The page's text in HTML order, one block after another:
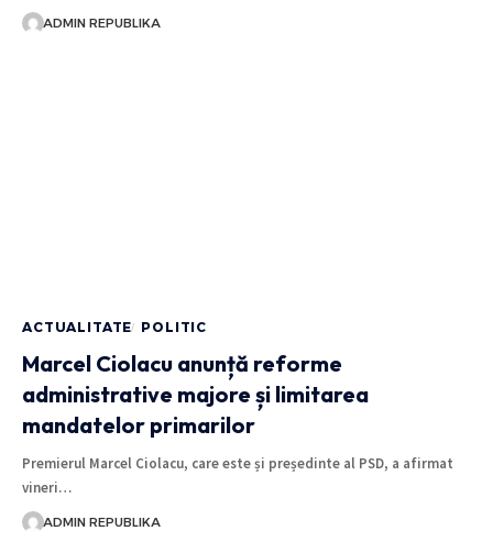
ADMIN REPUBLIKA
ACTUALITATE POLITIC
Marcel Ciolacu anunță reforme
administrative majore și limitarea
mandatelor primarilor
Premierul Marcel Ciolacu, care este și președinte al PSD, a afirmat
vineri…
ADMIN REPUBLIKA